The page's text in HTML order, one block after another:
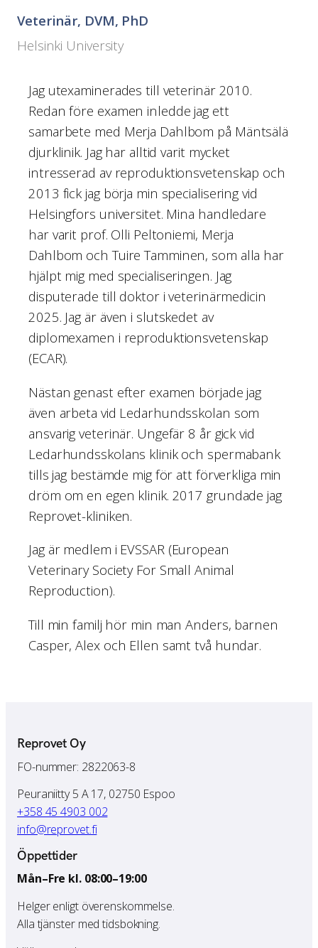
Veterinär, DVM, PhD
Helsinki University
Jag utexaminerades till veterinär 2010.
Redan före examen inledde jag ett
samarbete med Merja Dahlbom på Mäntsälä
djurklinik. Jag har alltid varit mycket
intresserad av reproduktionsvetenskap och
2013 fick jag börja min specialisering vid
Helsingfors universitet. Mina handledare
har varit prof. Olli Peltoniemi, Merja
Dahlbom och Tuire Tamminen, som alla har
hjälpt mig med specialiseringen. Jag
disputerade till doktor i veterinärmedicin
2025. Jag är även i slutskedet av
diplomexamen i reproduktionsvetenskap
(ECAR).
Nästan genast efter examen började jag
även arbeta vid Ledarhundsskolan som
ansvarig veterinär. Ungefär 8 år gick vid
Ledarhundsskolans klinik och spermabank
tills jag bestämde mig för att förverkliga min
dröm om en egen klinik. 2017 grundade jag
Reprovet-kliniken.
Jag är medlem i EVSSAR (European
Veterinary Society For Small Animal
Reproduction).
Till min familj hör min man Anders, barnen
Casper, Alex och Ellen samt två hundar.
Reprovet Oy
FO-nummer: 2822063-8
Peuraniitty 5 A 17, 02750 Espoo
+358 45 4903 002
info@reprovet.fi
Öppettider
Mån–Fre kl. 08:00–19:00
Helger enligt överenskommelse.
Alla tjänster med tidsbokning.